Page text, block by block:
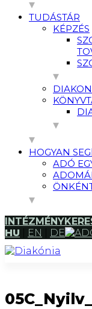
TUDÁSTÁR
KÉPZÉS
HOGYAN
ADÓ
HU
EN DE